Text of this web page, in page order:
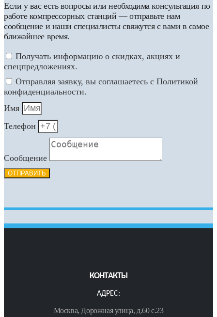
Если у вас есть вопросы или необходима консультация по
работе компрессорных станций — отправьте нам
сообщение и наши специалисты свяжутся с вами в самое
ближайшее время.
Получать информацию о скидках, акциях и
спецпредложениях.
Отправляя заявку, вы соглашаетесь с Политикой
конфиденциальности.
Имя
Телефон
Сообщение
ОТПРАВИТЬ
КОНТАКТЫ
АДРЕС:
Москва, Дорожная улица, д.60 с.23